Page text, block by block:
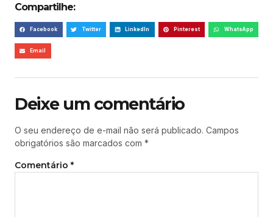
Compartilhe:
Facebook Twitter LinkedIn Pinterest WhatsApp
Email
Deixe um comentário
O seu endereço de e-mail não será publicado. Campos
obrigatórios são marcados com *
Comentário *